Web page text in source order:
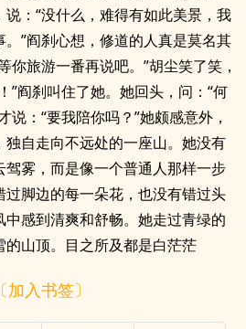
：“没什么，难得有如此美景，我
”阎刹心想，修道的人真是莫名其
你旅游一番再说吧。”胡尘笑了笑，
”阎刹叫住了她。她回头，问：“何
说：“要我陪你吗？”她颇感意外，
自走向不远处的一座山。她没有
雾，而是像一个普通人那样一步
脚边的每一朵花，也没有错过头
感到清爽和舒畅。她走过青绿的
山顶。目之所及都是白茫茫
〔加入书签〕